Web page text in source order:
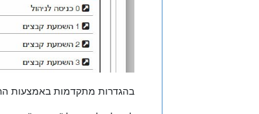
בהגדרות מתקדמות באמצעות